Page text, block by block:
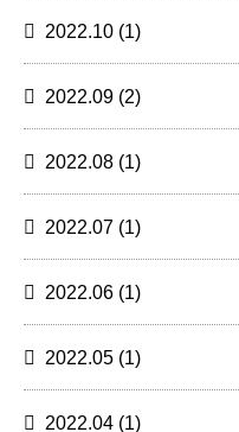
2022.10 (1)
2022.09 (2)
2022.08 (1)
2022.07 (1)
2022.06 (1)
2022.05 (1)
2022.04 (1)